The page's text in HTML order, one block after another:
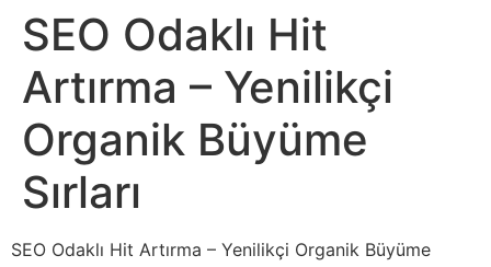
SEO Odaklı Hit
Artırma – Yenilikçi
Organik Büyüme
Sırları
SEO Odaklı Hit Artırma – Yenilikçi Organik Büyüme